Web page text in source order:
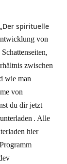
spirituelle
von
zwischen
wie man
von
du dir jetzt
. Alle
hier